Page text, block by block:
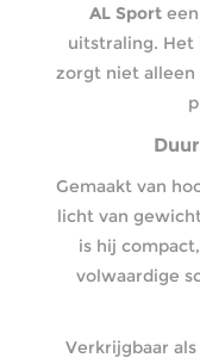
AL Sport
uitstraling. Het
zorgt niet alleen
Gemaakt van
licht van
is hij
volwaardige
Verkrijgbaar